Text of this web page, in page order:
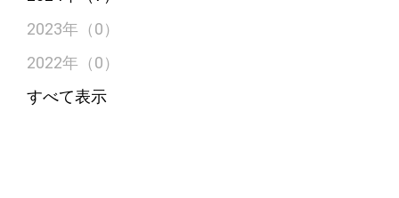
2023年（0）
2022年（0）
すべて表示